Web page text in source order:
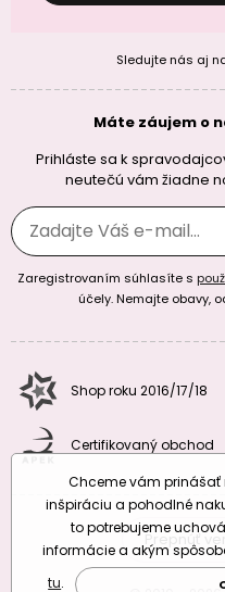
Sledujte nás aj
Máte záujem o
Prihláste sa k
neutečú vám žiadne
Zaregistrovaním súhlasíte s
účely. Nemajte obavy,
Shop roku 2016/17/18
Certifikovaný obchod
Prepnúť
Chceme vám prinášať
inšpiráciu a pohodlné
to potrebujeme
informácie a akým
tu.